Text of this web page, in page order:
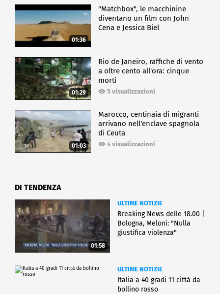
01:36
"Matchbox", le macchinine
diventano un film con John
Cena e Jessica Biel
01:29
Rio de Janeiro, raffiche di vento
a oltre cento all'ora: cinque
morti
5 visualizzazioni
01:03
Marocco, centinaia di migranti
arrivano nell'enclave spagnola
di Ceuta
4 visualizzazioni
DI TENDENZA
01:58
ULTIME NOTIZIE
Breaking News delle 18.00 |
Bologna, Meloni: "Nulla
giustifica violenza"
ULTIME NOTIZIE
Italia a 40 gradi 11 città da
bollino rosso